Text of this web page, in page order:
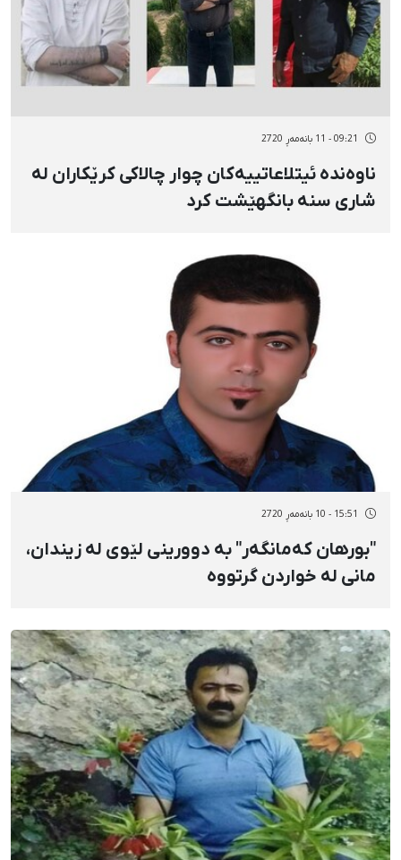
09:21 - 11 بانەمەڕ 2720
ناوەندە ئیتلاعاتییەکان چوار چالاکی کرێکاران لە
شاری سنە بانگهێشت کرد
15:51 - 10 بانەمەڕ 2720
"بورهان کەمانگەر" بە دوورینی لێوی لە زیندان،
مانی لە خواردن گرتووە